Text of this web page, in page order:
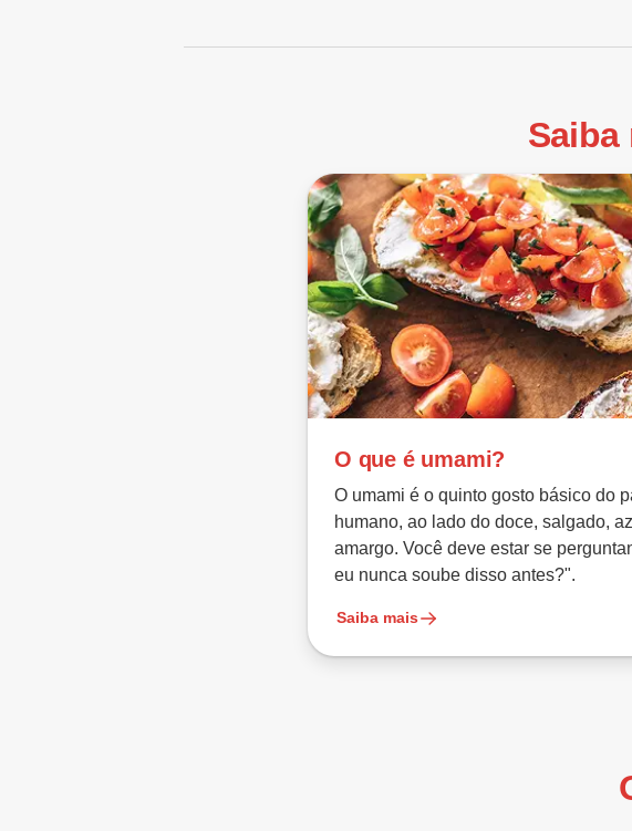
Saiba
O que é umami?
O umami é o quinto gosto básico do
humano, ao lado do doce, salgado,
amargo. Você deve estar se
eu nunca soube disso antes?".
Saiba mais